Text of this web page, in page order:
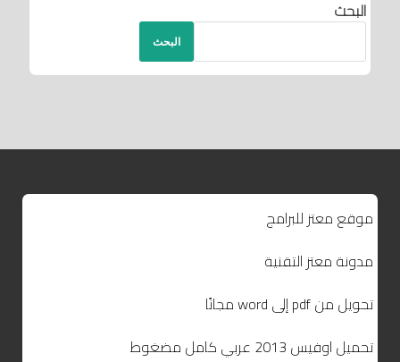
البحث
البحث
موقع معتز للبرامج
مدونة معتز التقنية
تحويل من pdf إلى word مجانًا
تحميل اوفيس 2013 عربي كامل مضغوط